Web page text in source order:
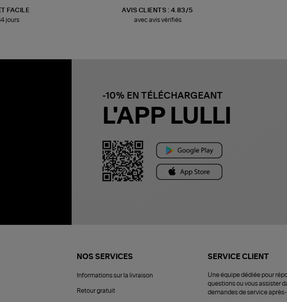
FACILE
jours
AVIS CLIENTS : 4.83/5
avec avis vérifiés
-10% EN TÉLÉCHARGEANT
L'APP LULLI
NOS SERVICES
Informations sur la livraison
Retour gratuit
SERVICE CLIENT
Une équipe dédiée pour
questions ou vous assister
demandes de service